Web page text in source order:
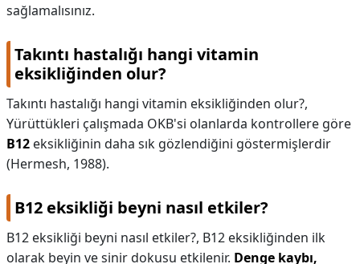
sağlamalısınız.
Takıntı hastalığı hangi vitamin
eksikliğinden olur?
Takıntı hastalığı hangi vitamin eksikliğinden olur?,
Yürüttükleri çalışmada OKB'si olanlarda kontrollere göre
B12 eksikliğinin daha sık gözlendiğini göstermişlerdir
(Hermesh, 1988).
B12 eksikliği beyni nasıl etkiler?
B12 eksikliği beyni nasıl etkiler?, B12 eksikliğinden ilk
olarak beyin ve sinir dokusu etkilenir. Denge kaybı,